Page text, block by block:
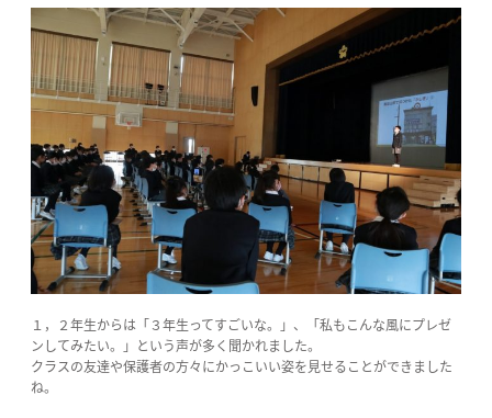
１，２年生からは「３年生ってすごいな。」、「私もこんな風にプレゼ
ンしてみたい。」という声が多く聞かれました。
クラスの友達や保護者の方々にかっこいい姿を見せることができました
ね。